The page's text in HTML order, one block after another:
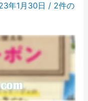
年1月30日 / 2件の